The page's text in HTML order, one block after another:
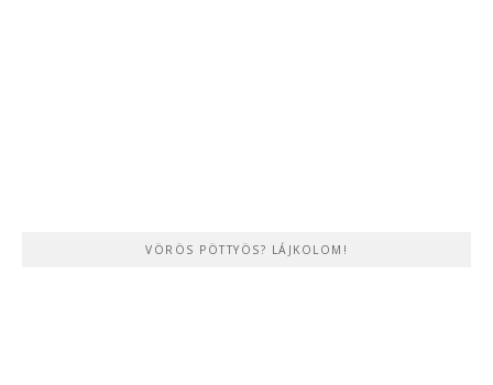
VÖRÖS PÖTTYÖS? LÁJKOLOM!